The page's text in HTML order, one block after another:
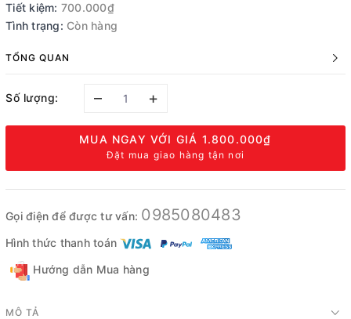
Tiết kiệm: 700.000₫
Tình trạng: Còn hàng
TỔNG QUAN
Số lượng: – +
MUA NGAY VỚI GIÁ 1.800.000₫
Đặt mua giao hàng tận nơi
Gọi điện để được tư vấn: 0985080483
Hình thức thanh toán
Hướng dẫn Mua hàng
MÔ TẢ